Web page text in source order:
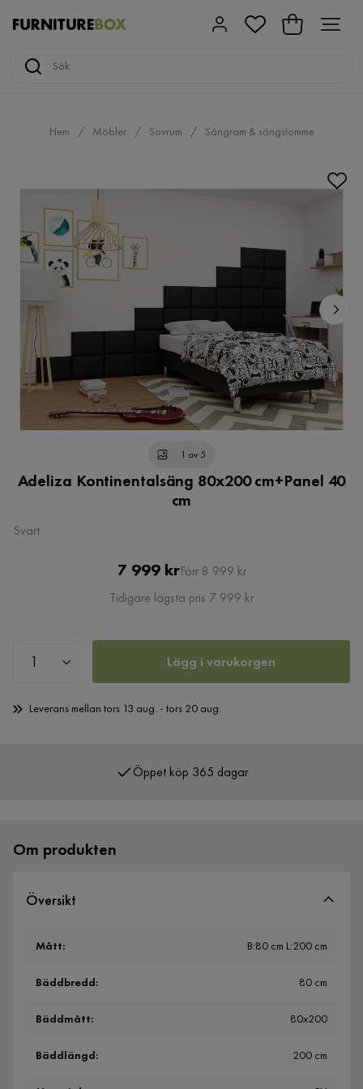
Hem Möbler Sovrum Sängram & sängstomme
1 av 5
Adeliza Kontinentalsäng 80x200 cm+Panel 40
cm
Svart
Pris
7 999 krOriginal
Pris
Förr 8 999 kr
Tidigare lägsta pris 7 999 kr
Lägg i varukorgen
Leverans mellan tors 13 aug. - tors 20 aug.
Över 400 000 nöjda kunder
Om produkten
Översikt
Mått: B:80 cm L:200 cm
Bäddbredd: 80 cm
Bäddmått: 80x200
Bäddlängd: 200 cm